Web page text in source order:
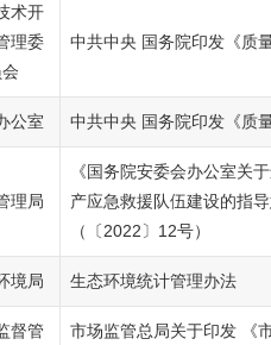
术开
理委
中共中央 国务院印发《质
公室 中共中央 国务院印发《质
理局
《国务院安委会办公室关
产应急救援队伍建设的指
（〔2022〕12号）
境局 生态环境统计管理办法
督管
市场监管总局关于印发 《